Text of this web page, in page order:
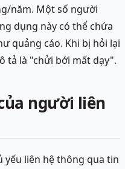
năm. Một số người
dụng này có thể chứa
quảng cáo. Khi bị hỏi lại
tả là "chửi bới mất dạy".
người liên
yếu liên hệ thông qua tin